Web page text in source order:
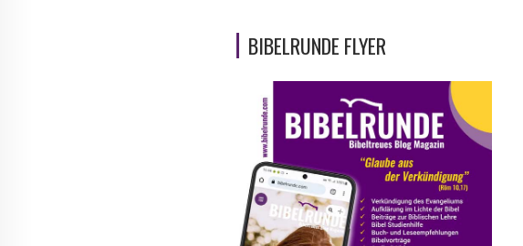
BIBELRUNDE FLYER